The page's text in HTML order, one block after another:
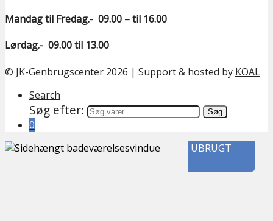
Mandag til Fredag.- 09.00 – til 16.00
Lørdag.- 09.00 til 13.00
© JK-Genbrugscenter 2026 | Support & hosted by KOAL
Search
Søg efter: Søg
0
UBRUGT